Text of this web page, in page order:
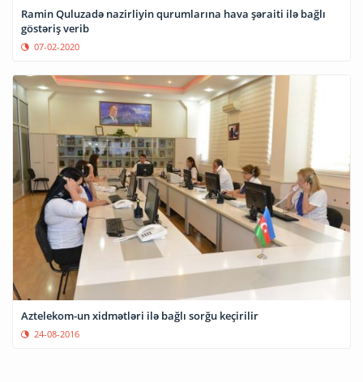
Ramin Quluzadə nazirliyin qurumlarına hava şəraiti ilə bağlı
göstəriş verib
07-02-2020
Aztelekom-un xidmətləri ilə bağlı sorğu keçirilir
24-08-2016